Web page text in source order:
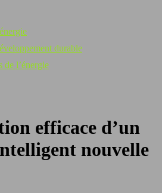
durable
de l’énergie
efficace d’un
nouvelle